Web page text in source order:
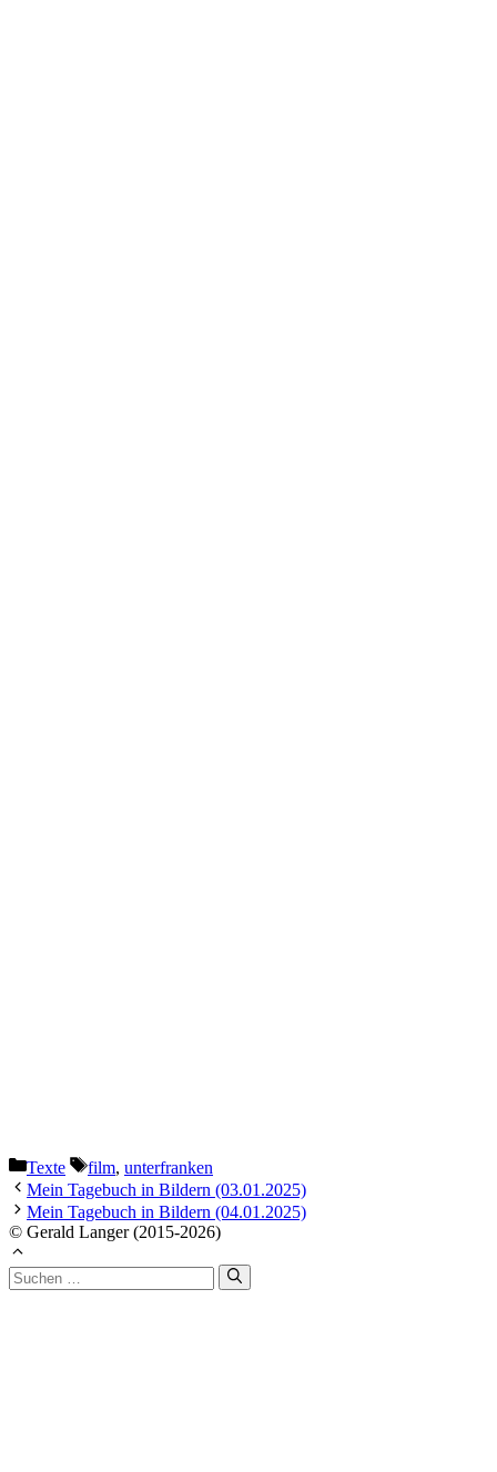
Kategorien
Texte Schlagwörter
film, unterfranken
Mein Tagebuch in Bildern (03.01.2025)
Mein Tagebuch in Bildern (04.01.2025)
© Gerald Langer (2015-2026)
Suchen
nach: